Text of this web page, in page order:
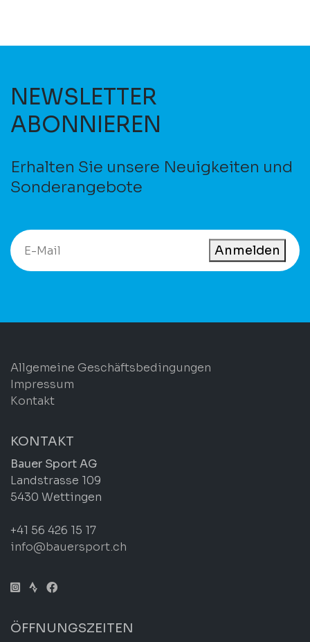
NEWSLETTER
ABONNIEREN
Erhalten Sie unsere Neuigkeiten und
Sonderangebote
Anmelden
Allgemeine Geschäftsbedingungen
Impressum
Kontakt
KONTAKT
Bauer Sport AG
Landstrasse 109
5430 Wettingen
+41 56 426 15 17
info@bauersport.ch
ÖFFNUNGSZEITEN